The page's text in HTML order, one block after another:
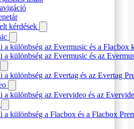
kérdések
a különbség az Evermusic és a Flacbox
a különbség az Evermusic és az
a különbség az Evertag és az Evertag
a különbség az Evervideo és az
a különbség a Flacbox és a Flacbox